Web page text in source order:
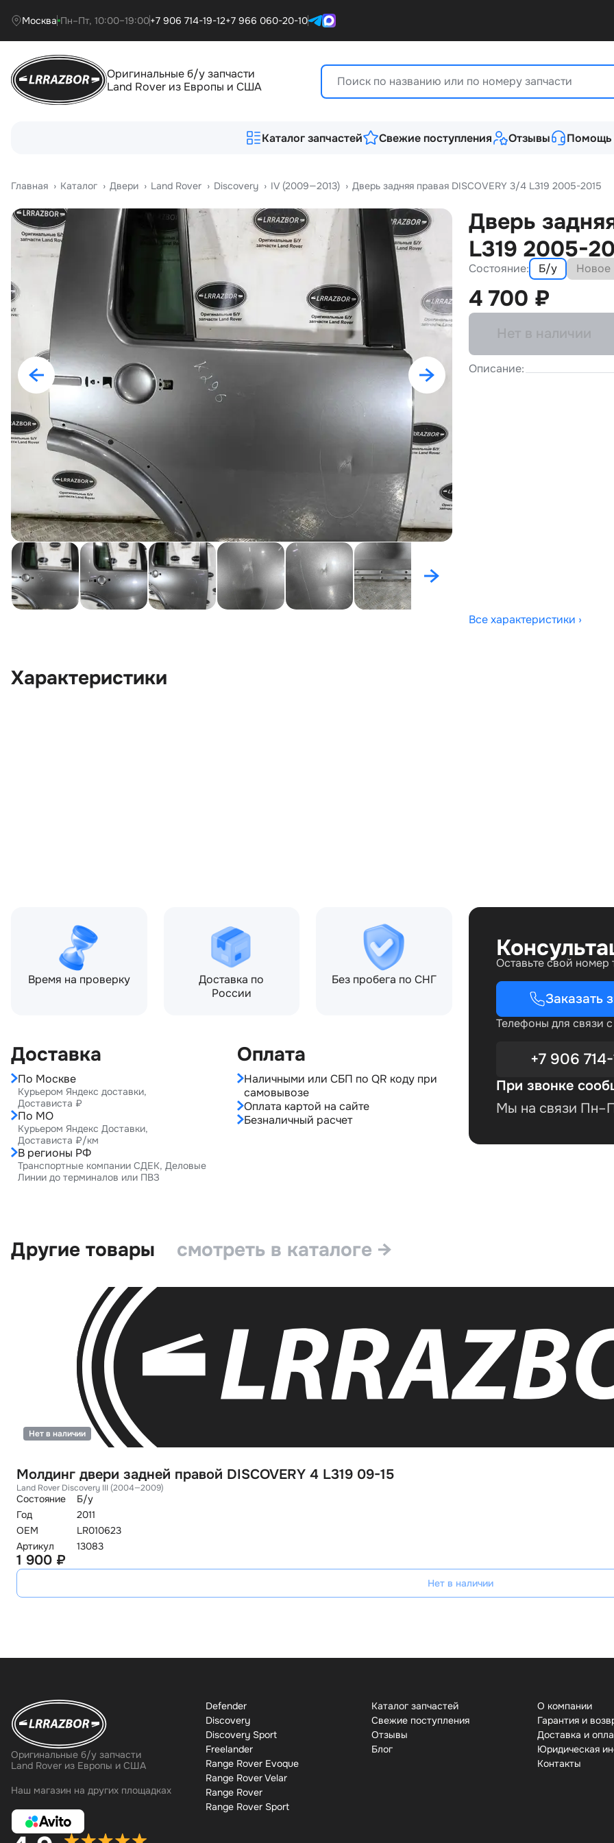
Москва Пн–Пт, 10:00–19:00+7 906 714-19-12+7 966 060-20-10
Оригинальные б/у запчасти
Land Rover из Европы и США
Каталог запчастей Свежие поступления Отзывы Помощь
Главная › Катало › Двери › Land Rover › Discovery › IV (2009—2013) › Дверь задняя правая DISCOVERY 3/4 L319 2005-2015
Дверь
L319 2005-
Состояние: Б/у Новое
4 700 ₽
Нет в наличии
Описание:
Все характеристики ›
Характеристики
Время на проверку
Доставка по
России
Без пробега по СНГ
Доставка
По Москве
Курьером Яндекс доставки,
Достависта ₽
По МО
Курьером Яндекс Доставки,
Достависта ₽/км
В регионы РФ
Транспортные компании СДЕК, Деловые
Линии до терминалов или ПВЗ
Оплата
Наличными или СБП по QR коду при
самовывозе
Оплата картой на сайте
Безналичный расчет
Оставьте свой номер
Заказать
Телефоны для связи
+7 906
При звонке
Мы на связи
Другие товары смотреть в каталоге →
Молдинг двери задней правой DISCOVERY 4 L319 09-15
Land Rover Discovery III (2004—2009)
Состояние
Б/у
Год
2011
OEM
LR010623
Артикул
13083
Нет в наличии
1 900 ₽
Нет в наличии
Оригинальные б/у запчасти
Land Rover из Европы и США
Наш магазин на других площадках
Defender
Discovery
Discovery Sport
Freelander
Range Rover Evoque
Range Rover Velar
Range Rover
Range Rover Sport
Каталог запчастей
Свежие поступления
Отзывы
Бло
О компании
Гарантия и
Доставка и
Юридическая
Контакты